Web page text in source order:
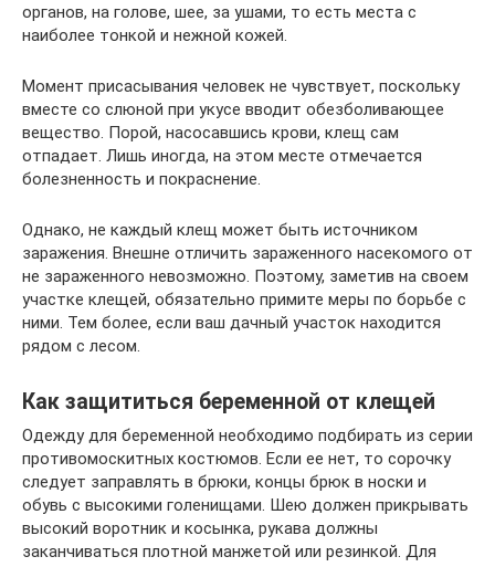
органов, на голове, шее, за ушами, то есть места с
наиболее тонкой и нежной кожей.
Момент присасывания человек не чувствует, поскольку
вместе со слюной при укусе вводит обезболивающее
вещество. Порой, насосавшись крови, клещ сам
отпадает. Лишь иногда, на этом месте отмечается
болезненность и покраснение.
Однако, не каждый клещ может быть источником
заражения. Внешне отличить зараженного насекомого от
не зараженного невозможно. Поэтому, заметив на своем
участке клещей, обязательно примите меры по борьбе с
ними. Тем более, если ваш дачный участок находится
рядом с лесом.
Как защититься беременной от клещей
Одежду для беременной необходимо подбирать из серии
противомоскитных костюмов. Если ее нет, то сорочку
следует заправлять в брюки, концы брюк в носки и
обувь с высокими голенищами. Шею должен прикрывать
высокий воротник и косынка, рукава должны
заканчиваться плотной манжетой или резинкой. Для